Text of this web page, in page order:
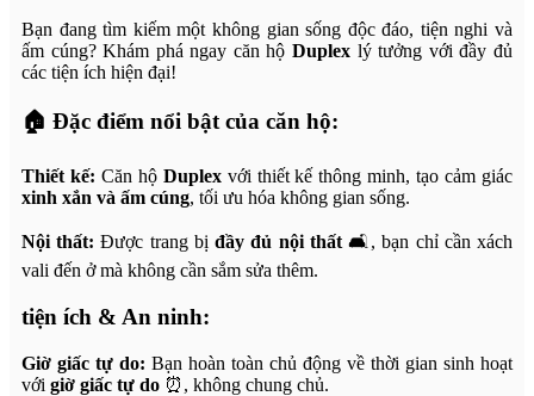
Bạn đang tìm kiếm một không gian sống độc đáo, tiện nghi và
ấm cúng? Khám phá ngay căn hộDuplex lý tưởng với đầy đủ
các tiện ích hiện đại!
🏠 Đặc điểm nổi bật của căn hộ:
Thiết kế: Căn hộ Duplexvới thiết kế thông minh, tạo cảm giác
xinh xắn và ấm cúng, tối ưu hóa không gian sống.
Nội thất: Được trang bịđầy đủ nội thất🛋️, bạn chỉ cần xách
vali đến ở mà không cần sắm sửa thêm.
tiện ích & An ninh:
Giờ giấc tự do: Bạn hoàn toàn chủ động về thời gian sinh hoạt
với giờ giấc tự do ⏰, không chung chủ.